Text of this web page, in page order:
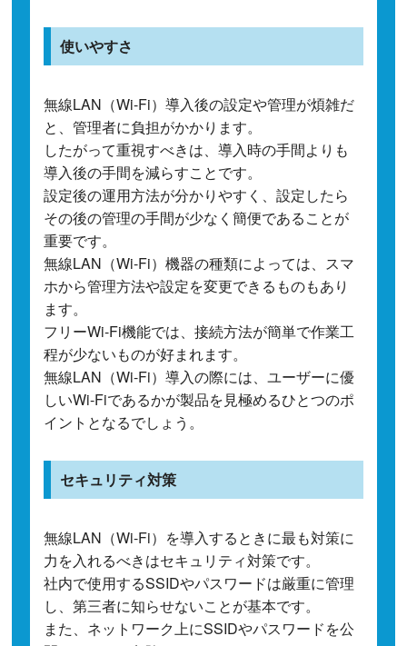
使いやすさ
無線LAN（Wi-Fi）導入後の設定や管理が煩雑だ
と、管理者に負担がかかります。
したがって重視すべきは、導入時の手間よりも
導入後の手間を減らすことです。
設定後の運用方法が分かりやすく、設定したら
その後の管理の手間が少なく簡便であることが
重要です。
無線LAN（Wi-Fi）機器の種類によっては、スマ
ホから管理方法や設定を変更できるものもあり
ます。
フリーWi-Fi機能では、接続方法が簡単で作業工
程が少ないものが好まれます。
無線LAN（Wi-Fi）導入の際には、ユーザーに優
しいWi-Fiであるかが製品を見極めるひとつのポ
イントとなるでしょう。
セキュリティ対策
無線LAN（Wi-Fi）を導入するときに最も対策に
力を入れるべきはセキュリティ対策です。
社内で使用するSSIDやパスワードは厳重に管理
し、第三者に知らせないことが基本です。
また、ネットワーク上にSSIDやパスワードを公